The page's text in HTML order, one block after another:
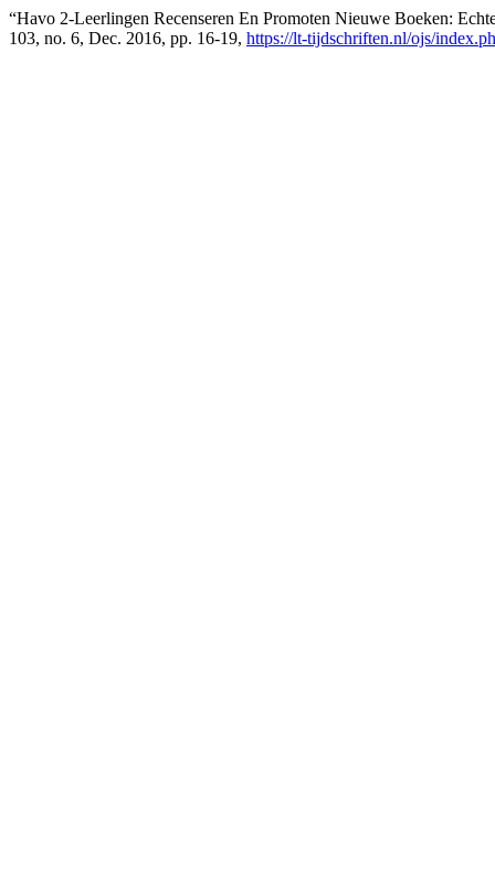
“Havo 2-Leerlingen Recenseren En Promoten Nieuwe Boeken:
103, no. 6, Dec. 2016, pp. 16-19, https://lt-tijdschriften.nl/ojs/